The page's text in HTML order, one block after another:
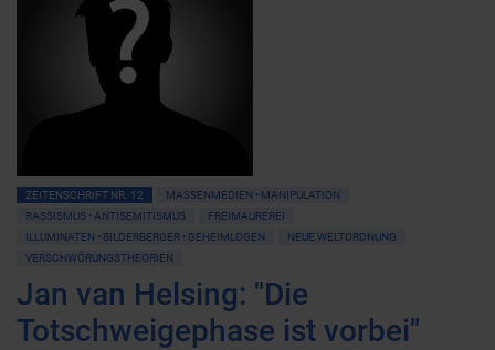
ZEITENSCHRIFT NR. 12
MASSENMEDIEN • MANIPULATION
RASSISMUS • ANTISEMITISMUS
FREIMAUREREI
ILLUMINATEN • BILDERBERGER • GEHEIMLOGEN
NEUE WELTORDNUNG
VERSCHWÖRUNGSTHEORIEN
Jan van Helsing: "Die
Totschweigephase ist vorbei"